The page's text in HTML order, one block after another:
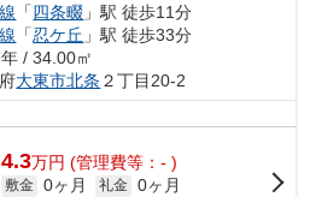
「四条畷 」駅 徒歩11分
「忍ケ丘 」駅 徒歩33分
/ 34.00㎡
大東市北条 ２丁目20-2
4.3万円 (管理費等：- )
敷金 0ヶ月 礼金 0ヶ月